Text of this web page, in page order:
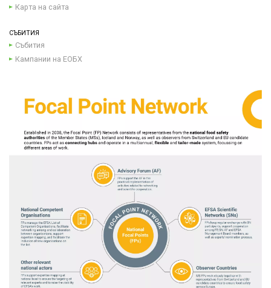
Карта на сайта
СЪБИТИЯ
Събития
Кампании на ЕОБХ